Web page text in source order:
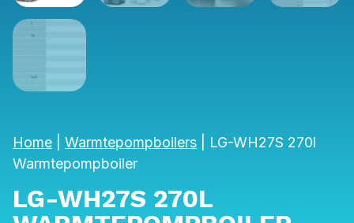
Home Warmtepompboilers
LG-WH27S 270l
Warmtepompboiler
LG-WH27S 270L